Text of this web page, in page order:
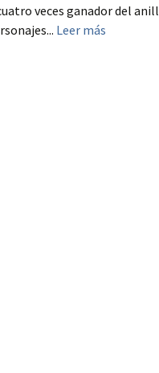
veces ganador del
Leer más